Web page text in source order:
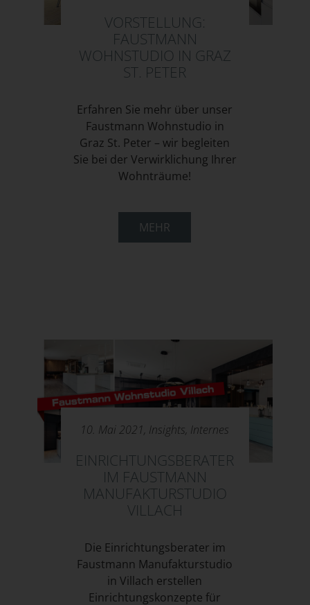
VORSTELLUNG:
FAUSTMANN
WOHNSTUDIO IN GRAZ
ST. PETER
Erfahren Sie mehr über unser
Faustmann Wohnstudio in
Graz St. Peter – wir begleiten
Sie bei der Verwirklichung Ihrer
Wohnträume!
MEHR
10. Mai 2021, Insights, Internes
EINRICHTUNGSBERATER
IM FAUSTMANN
MANUFAKTURSTUDIO
VILLACH
Die Einrichtungsberater im
Faustmann Manufakturstudio
in Villach erstellen
Einrichtungskonzepte für